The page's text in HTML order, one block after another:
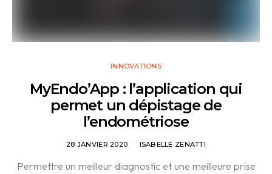
INNOVATIONS
MyEndo’App : l’application qui
permet un dépistage de
l’endométriose
28 JANVIER 2020 ISABELLE ZENATTI
Permettre un meilleur diagnostic et une meilleure prise